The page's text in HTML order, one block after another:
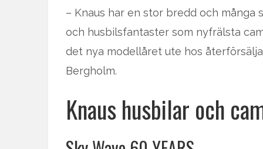
– Knaus har en stor bredd och många
och husbilsfantaster som nyfrälsta
det nya modellåret ute hos
Bergholm.
Knaus husbilar och